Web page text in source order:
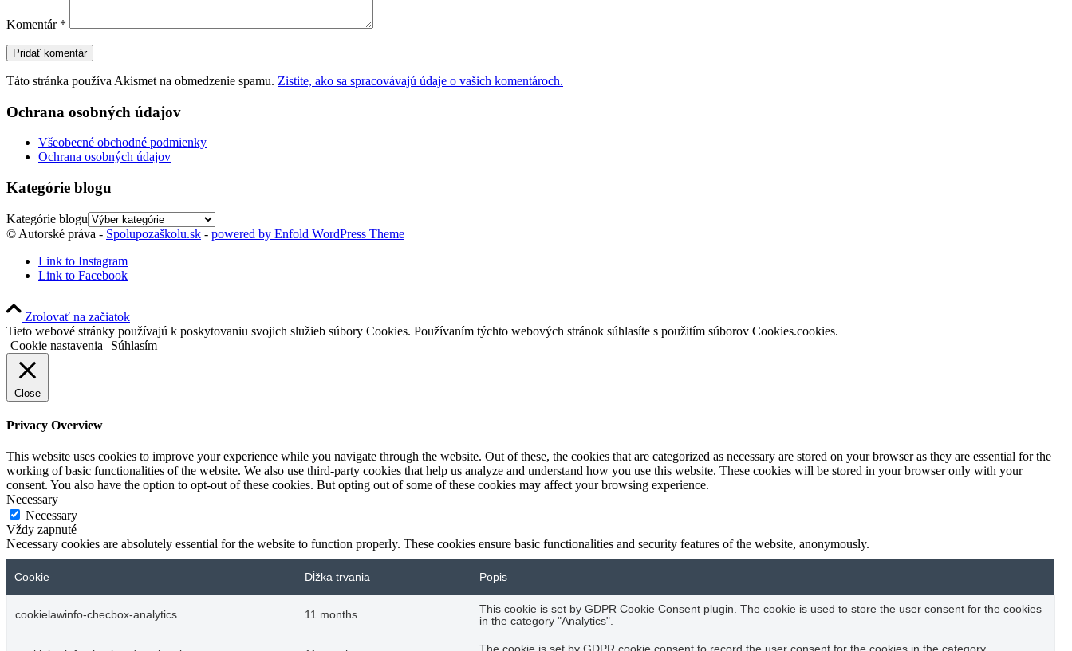
Komentár *
Táto stránka používa Akismet na obmedzenie spamu. Zistite, ako sa spracovávajú údaje o vašich komentároch.
Ochrana osobných údajov
Všeobecné obchodné podmienky
Ochrana osobných údajov
Kategórie blogu
Kategórie blogu
© Autorské práva - Spolupozaškolu.sk - powered by Enfold WordPress Theme
Link to Instagram
Link to Facebook
Zrolovať na začiatok
Tieto webové stránky používajú k poskytovaniu svojich služieb súbory Cookies. Používaním týchto webových stránok súhlasíte s použitím súborov Cookies.cookies.
Cookie nastavenia
Súhlasím
Close
Privacy Overview
This website uses cookies to improve your experience while you navigate through the website. Out of these, the cookies that are categorized as necessary are stored on your browser as they are essential for the
working of basic functionalities of the website. We also use third-party cookies that help us analyze and understand how you use this website. These cookies will be stored in your browser only with your
consent. You also have the option to opt-out of these cookies. But opting out of some of these cookies may affect your browsing experience.
Necessary
Necessary
Vždy zapnuté
Necessary cookies are absolutely essential for the website to function properly. These cookies ensure basic functionalities and security features of the website, anonymously.
Cookie Dĺžka trvania Popis
cookielawinfo-checbox-analytics 11 months
This cookie is set by GDPR Cookie Consent plugin. The cookie is used to store the user consent for the cookies
in the category "Analytics".